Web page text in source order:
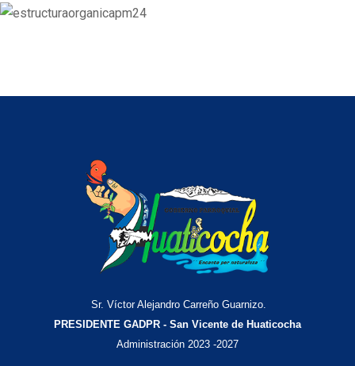
Sr. Víctor Alejandro Carreño Guarnizo.
PRESIDENTE GADPR - San Vicente de Huaticocha
Administración 2023 -2027